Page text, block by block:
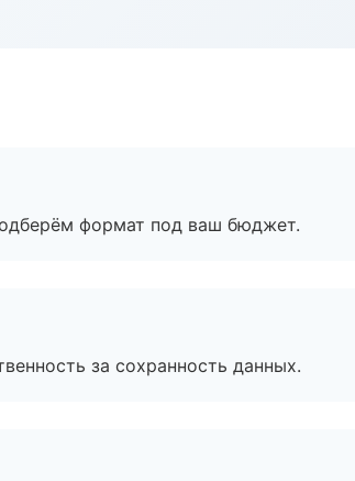
формат под ваш бюджет.
за сохранность данных.